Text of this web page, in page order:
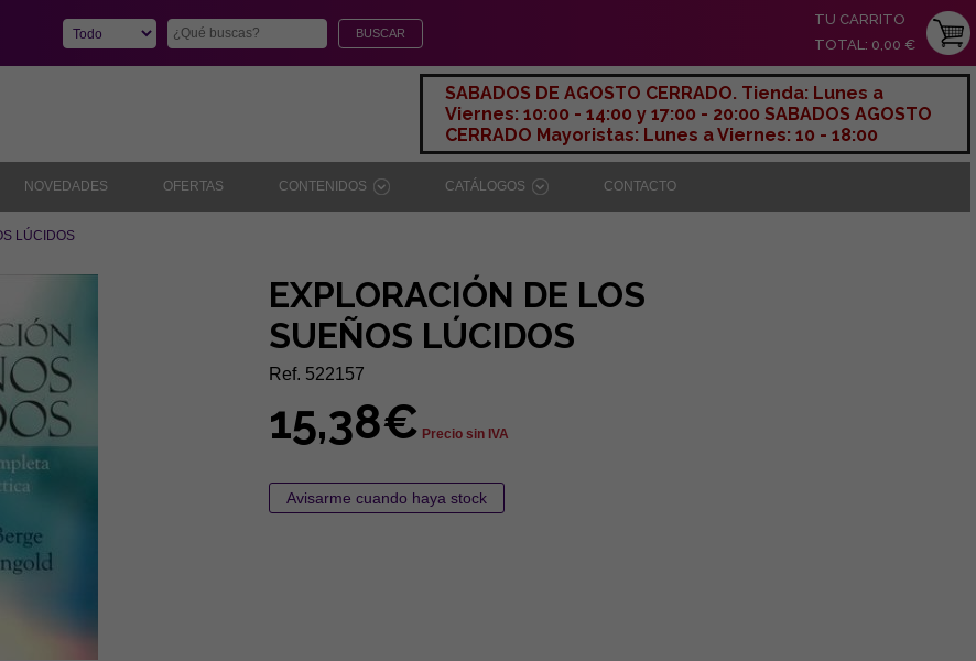
TU CARRITO
TOTAL: 0,00 €
SABADOS DE AGOSTO CERRADO. Tienda: Lunes a
Viernes: 10:00 - 14:00 y 17:00 - 20:00 SABADOS AGOSTO
CERRADO Mayoristas: Lunes a Viernes: 10 - 18:00
NOVEDADES OFERTAS CONTENIDOS CATÁLOGOS CONTACTO
LÚCIDOS
EXPLORACIÓN DE LOS
SUEÑOS LÚCIDOS
Ref. 522157
15,38€ Precio sin IVA